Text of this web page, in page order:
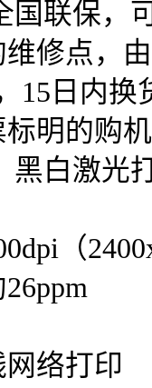
国联保，
修点，
15日内
明的购
黑白激光
（
络打印